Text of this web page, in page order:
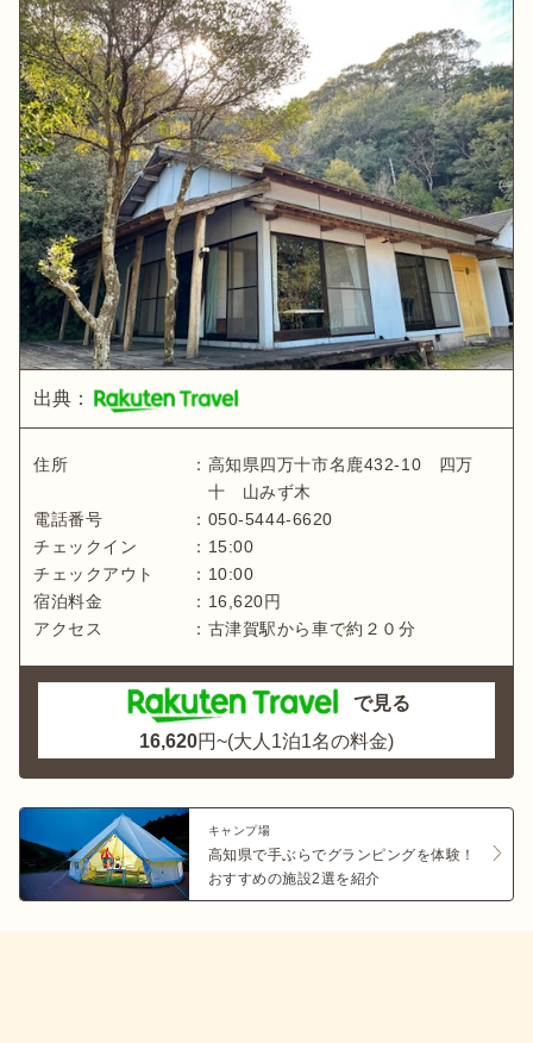
出典：
住所 ： 高知県四万十市名鹿432-10 四万
十 山みず木
電話番号
： 050-5444-6620
チェックイン
： 15:00
チェックアウト
： 10:00
宿泊料金
： 16,620円
アクセス
： 古津賀駅から車で約２０分
で見る
16,620円~(大人1泊1名の料金)
キャンプ場
高知県で手ぶらでグランピングを体験！
おすすめの施設2選を紹介